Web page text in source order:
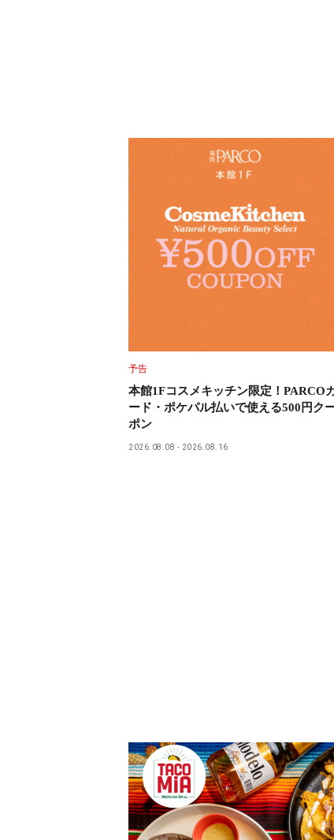
予告
本館1Fコスメキッチン限定！PARCO
ード・ポケパル払いで使える500円ク
ポン
2026.08.08 2026.08.16